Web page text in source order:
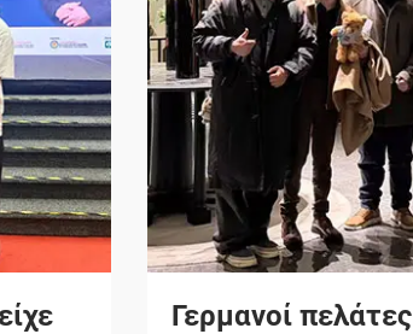
Γερμανοί πελάτες